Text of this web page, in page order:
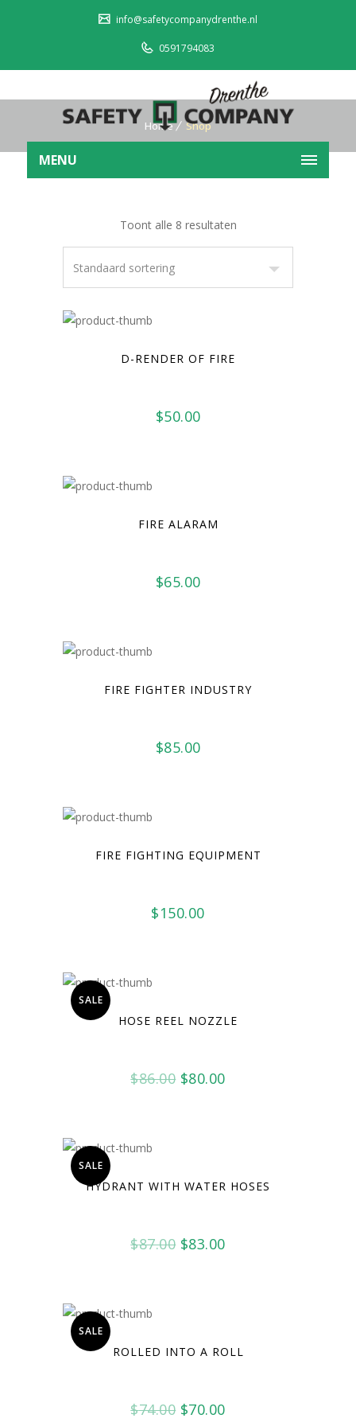
info@safetycompanydrenthe.nl
0591794083
MENU
Home Shop
Toont alle 8 resultaten
D-RENDER OF FIRE
$50.00
FIRE ALARAM
$65.00
FIRE FIGHTER INDUSTRY
$85.00
FIRE FIGHTING EQUIPMENT
$150.00
SALE
HOSE REEL NOZZLE
$86.00 Oorspronkelijke
$80.00Huidige
SALE
HYDRANT WITH WATER HOSES
$87.00 Oorspronkelijke
$83.00Huidige
SALE
ROLLED INTO A ROLL
$74.00 Oorspronkelijke
$70.00Huidige